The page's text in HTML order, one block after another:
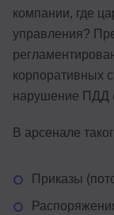
компании, где
управления?
корпоративных
нарушение ПДД
В арсенале
Приказы